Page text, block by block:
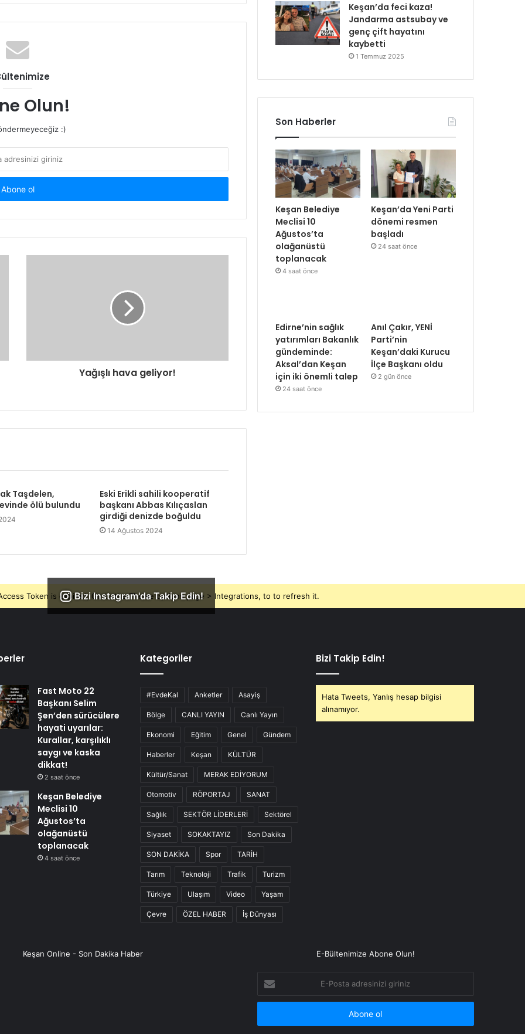
Olun!
:)
Yağışlı hava geliyor!
Taşdelen,
ölü bulundu
Eski Erikli sahili kooperatif
başkanı Abbas Kılıçaslan
girdiği denizde boğuldu
14 Ağustos 2024
Keşan’da feci kaza!
Jandarma astsubay ve
genç çift hayatını
kaybetti
1 Temmuz 2025
Son Haberler
Keşan Belediye
Meclisi 10
Ağustos’ta
olağanüstü
toplanacak
4 saat önce
Keşan’da Yeni Parti
dönemi resmen
başladı
24 saat önce
Edirne’nin sağlık
yatırımları Bakanlık
gündeminde:
Aksal’dan Keşan
için iki önemli talep
24 saat önce
Anıl Çakır, YENİ
Parti’nin
Keşan’daki Kurucu
İlçe Başkanı oldu
2 gün önce
Bizi Instagram'da Takip Edin!
Token is expired, Go to the Theme options page > Integrations, to to refresh it.
Fast Moto 22
Başkanı Selim
Şen’den sürücülere
hayati uyarılar:
Kurallar, karşılıklı
saygı ve kaska
dikkat!
2 saat önce
Keşan Belediye
Meclisi 10
Ağustos’ta
olağanüstü
toplanacak
4 saat önce
Kategoriler
#EvdeKal Anketler Asayiş
Bölge CANLI YAYIN Canlı Yayın
Ekonomi Eğitim Genel Gündem
Haberler Keşan KÜLTÜR
Kültür/Sanat MERAK EDİYORUM
Otomotiv RÖPORTAJ SANAT
Sağlık SEKTÖR LİDERLERİ Sektörel
Siyaset SOKAKTAYIZ Son Dakika
SON DAKİKA Spor TARİH
Tarım Teknoloji Trafik Turizm
Türkiye Ulaşım Video Yaşam
Çevre ÖZEL HABER İş Dünyası
Bizi Takip Edin!
Hata Tweets, Yanlış hesap bilgisi
alınamıyor.
Keşan Online - Son Dakika Haber E-Bültenimize Abone Olun!
Posta
adresinizi